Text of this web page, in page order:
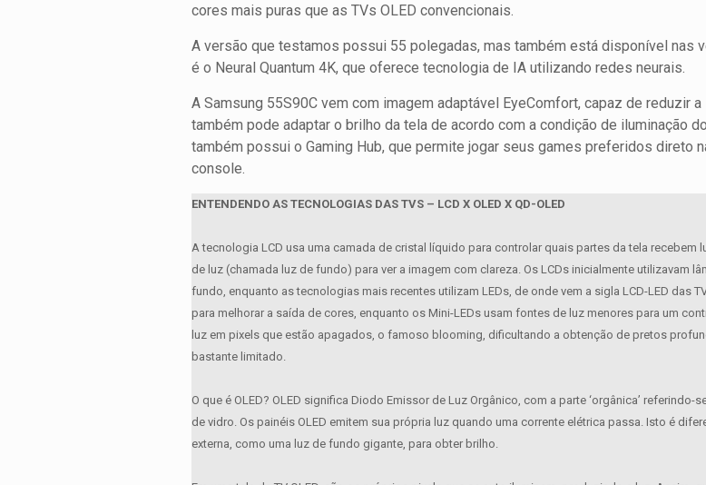
cores mais puras que as TVs OLED convencionais.
A versão que testamos possui 55 polegadas, mas também está disponível nas
é o Neural Quantum 4K, que oferece tecnologia de IA utilizando redes neurais.
A Samsung 55S90C vem com imagem adaptável EyeComfort, capaz de reduzir
também pode adaptar o brilho da tela de acordo com a condição de iluminação
também possui o Gaming Hub, que permite jogar seus games preferidos direto
console.
ENTENDENDO AS TECNOLOGIAS DAS TVS – LCD X OLED X QD-OLED
A tecnologia LCD usa uma camada de cristal líquido para controlar quais partes da tela recebem
de luz (chamada luz de fundo) para ver a imagem com clareza. Os LCDs inicialmente utilizavam
fundo, enquanto as tecnologias mais recentes utilizam LEDs, de onde vem a sigla LCD-LED das
para melhorar a saída de cores, enquanto os Mini-LEDs usam fontes de luz menores para um
luz em pixels que estão apagados, o famoso blooming, dificultando a obtenção de pretos
bastante limitado.
O que é OLED? OLED significa Diodo Emissor de Luz Orgânico, com a parte ‘orgânica’
de vidro. Os painéis OLED emitem sua própria luz quando uma corrente elétrica passa. Isto é
externa, como uma luz de fundo gigante, para obter brilho.